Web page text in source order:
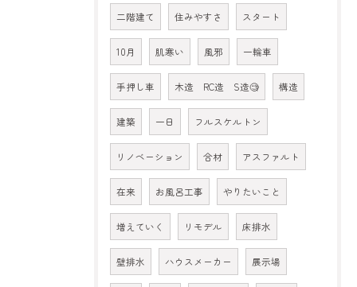
二階建て 住みやすさ スタート
10月 肌寒い 風邪 一輪車
手押し車 木造 RC造 S造🧐 構造
建築 一日 フルスケルトン
リノベーション 合材 アスファルト
在来 お風呂工事 やりたいこと
増えていく リモデル 床排水
壁排水 ハウスメーカー 展示場